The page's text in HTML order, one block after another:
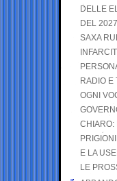
DELLE
DEL
SAXA
RADIO E
OGNI
CHIARO:
E LA
LE